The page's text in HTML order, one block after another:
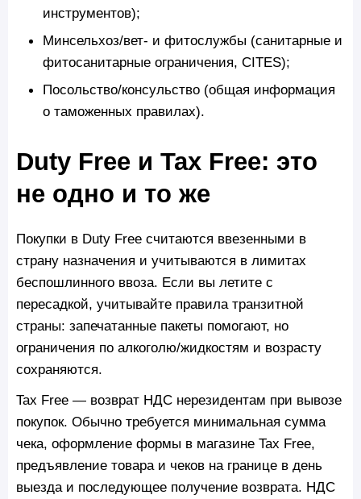
инструментов);
Минсельхоз/вет- и фитослужбы (санитарные и
фитосанитарные ограничения, CITES);
Посольство/консульство (общая информация
о таможенных правилах).
Duty Free и Tax Free: это
не одно и то же
Покупки в Duty Free считаются ввезенными в
страну назначения и учитываются в лимитах
беспошлинного ввоза. Если вы летите с
пересадкой, учитывайте правила транзитной
страны: запечатанные пакеты помогают, но
ограничения по алкоголю/жидкостям и возрасту
сохраняются.
Tax Free — возврат НДС нерезидентам при вывозе
покупок. Обычно требуется минимальная сумма
чека, оформление формы в магазине Tax Free,
предъявление товара и чеков на границе в день
выезда и последующее получение возврата. НДС